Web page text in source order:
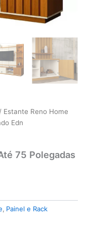
/ Estante Reno Home
Edn
75 Polegadas
, Painel e Rack